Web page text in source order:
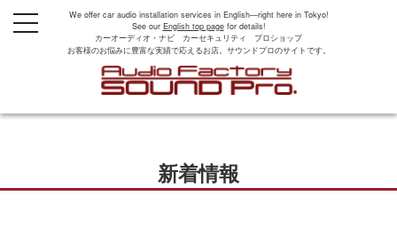
We offer car audio installation services in English—right here in Tokyo!
See our English top pagefor details!
カーオーディオ・ナビ カーセキュリティ プロショップ
お客様のお悩みに豊富な実績で応えるお店。サウンドプロのサイトです。
t
o
a
i
新着情報